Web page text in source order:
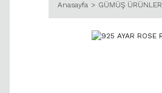
Anasayfa GÜMÜŞ ÜRÜNLER